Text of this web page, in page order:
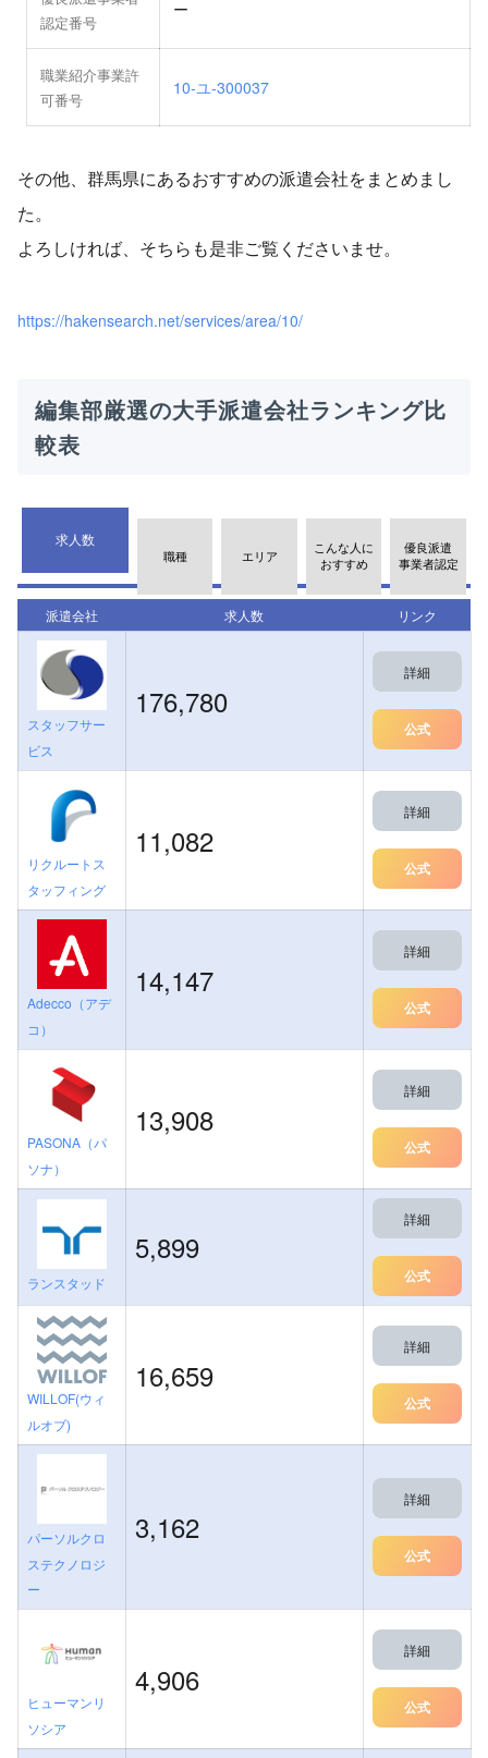
認定番号
ー
職業紹介事業許
可番号
10-ユ-300037
その他、群馬県にあるおすすめの派遣会社をまとめまし
た。
よろしければ、そちらも是非ご覧くださいませ。
https://hakensearch.net/services/area/10/
編集部厳選の大手派遣会社ランキング比
較表
求人数
職種 エリア
こんな人に
おすすめ
優良派遣
事業者認定
派遣会社 求人数 リンク
スタッフサー
ビス
176,780
詳細
公式
リクルートス
タッフィング
11,082
詳細
公式
Adecco（アデ
コ）
14,147
詳細
公式
PASONA（パ
ソナ）
13,908
詳細
公式
ランスタッド
5,899
詳細
公式
WILLOF(ウィ
ルオブ)
16,659
詳細
公式
パーソルクロ
ステクノロジ
ー
3,162
詳細
公式
ヒューマンリ
ソシア
4,906
詳細
公式